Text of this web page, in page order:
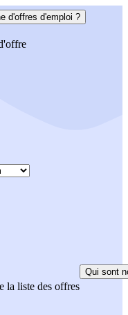
d'offres d'emploi ?
la liste des offres
Qui sont